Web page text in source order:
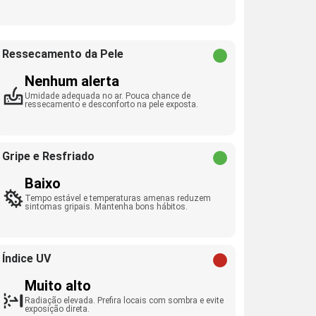
Ressecamento da Pele
Nenhum alerta
Umidade adequada no ar. Pouca chance de
ressecamento e desconforto na pele exposta.
Gripe e Resfriado
Baixo
Tempo estável e temperaturas amenas reduzem
sintomas gripais. Mantenha bons hábitos.
Índice UV
Muito alto
Radiação elevada. Prefira locais com sombra e evite
exposição direta.